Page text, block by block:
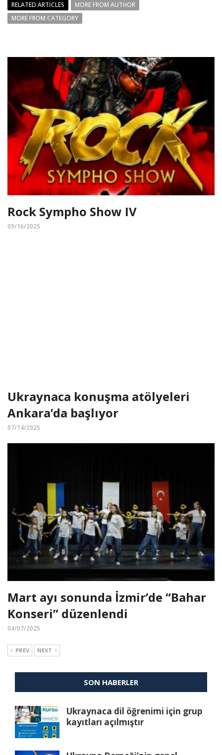
RELATED ARTICLES
MORE FROM AUTHOR
MORE FROM CATEGORY
Rock Sympho Show IV
09/16/2025
Ukraynaca konuşma atölyeleri
Ankara’da başlıyor
07/14/2025
Mart ayı sonunda İzmir’de “Bahar
Konseri” düzenlendi
04/07/2025
PREV NEXT
SON HABERLER
Ukraynaca dil öğrenimi için grup
kayıtları açılmıştır